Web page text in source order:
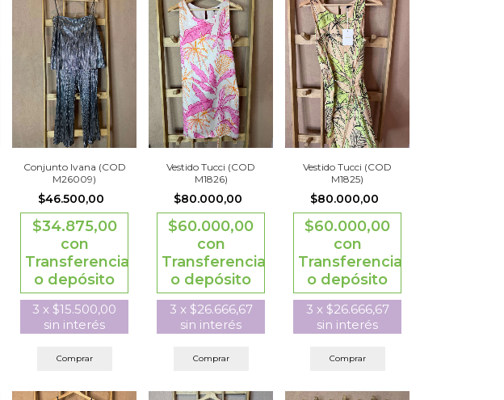
Conjunto Ivana (COD
M26009)
$46.500,00
$34.875,00
con
Transferencia
o depósito
3 x $15.500,00
sin interés
Comprar
Vestido Tucci (COD
M1826)
$80.000,00
$60.000,00
con
Transferencia
o depósito
3 x $26.666,67
sin interés
Comprar
Vestido Tucci (COD
M1825)
$80.000,00
$60.000,00
con
Transferencia
o depósito
3 x $26.666,67
sin interés
Comprar